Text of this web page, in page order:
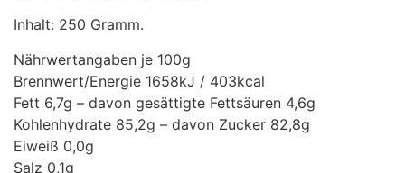
Inhalt: 250 Gramm.
Nährwertangaben je 100g
Brennwert/Energie 1658kJ / 403kcal
Fett 6,7g – davon gesättigte Fettsäuren 4,6g
Kohlenhydrate 85,2g – davon Zucker 82,8g
Eiweiß 0,0g
Salz 0,1g